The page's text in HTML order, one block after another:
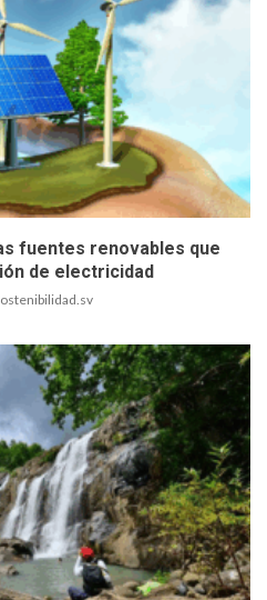
fuentes renovables que
de electricidad